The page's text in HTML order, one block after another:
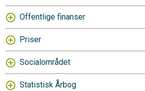
Offentlige finanser
Priser
Socialområdet
Statistisk Årbog